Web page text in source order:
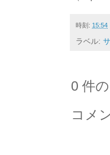
時刻: 15:54
ラベル:
0 件
コメ